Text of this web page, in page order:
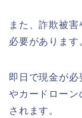
また、詐欺被
必要があります
即日で現金が
やカードローン
されます。